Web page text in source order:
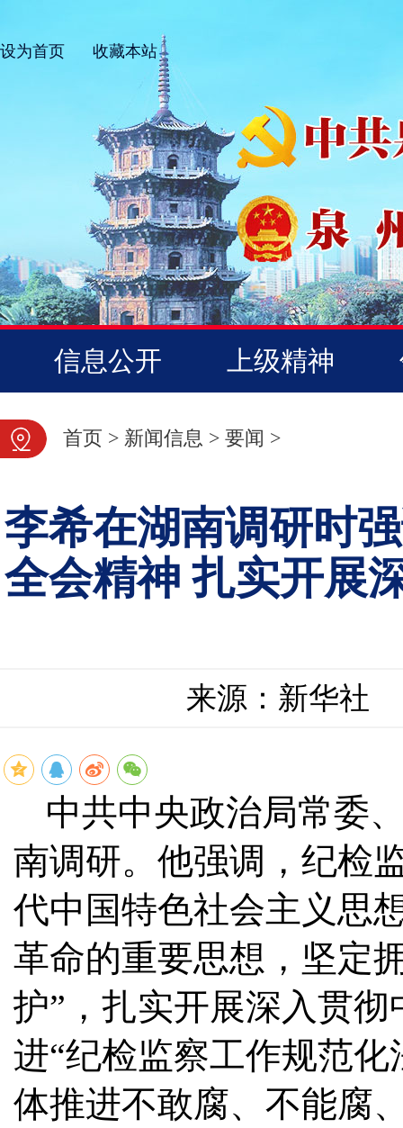
设为首页 收藏本站
信息公开 上级精神
首页 > 新闻信息 > 要闻 >
李希在湖南调研时
全会精神 扎实开展
来源：新华社
中共中央政治局常委
南调研。他强调，纪检
代中国特色社会主义思
革命的重要思想，坚定
护”，扎实开展深入贯
进“纪检监察工作规范
体推进不敢腐、不能腐